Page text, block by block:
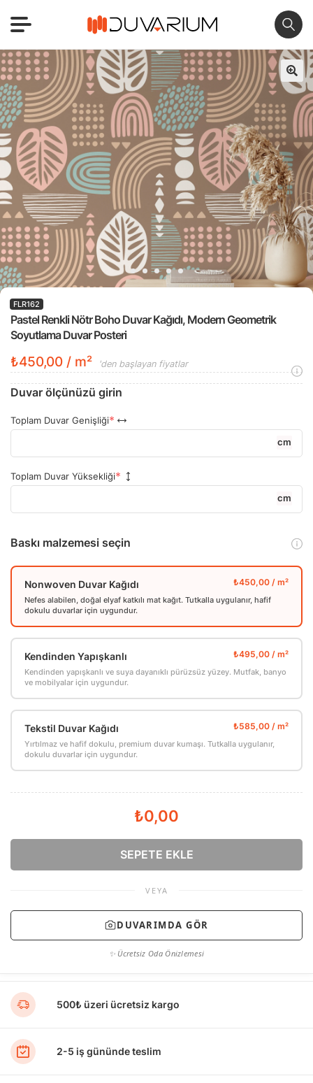
🔍
Pastel Renkli Nötr Boho Duvar Kağıdı, Modern Geometrik
Soyutlama Duvar Posteri
FLR162
₺450,00 / m² 'den başlayan fiyatlar
Duvar ölçünüzü girin
Toplam Duvar Genişliği
cm
Toplam Duvar Yüksekliği
cm
Baskı malzemesi seçin
Nonwoven Duvar Kağıdı
Nefes alabilen, doğal elyaf katkılı mat kağıt. Tutkalla uygulanır, hafif
dokulu duvarlar için uygundur.
Kendinden Yapışkanlı
Kendinden yapışkanlı ve suya dayanıklı pürüzsüz yüzey. Mutfak, banyo
ve mobilyalar için uygundur.
Tekstil Duvar Kağıdı
Yırtılmaz ve hafif dokulu, premium duvar kumaşı. Tutkalla uygulanır,
dokulu duvarlar için uygundur.
₺0,00
SEPETE EKLE
VEYA
DUVARIMDA GÖR
✨ Ücretsiz Oda Önizlemesi
500₺ üzeri ücretsiz kargo
2-5 iş gününde teslim